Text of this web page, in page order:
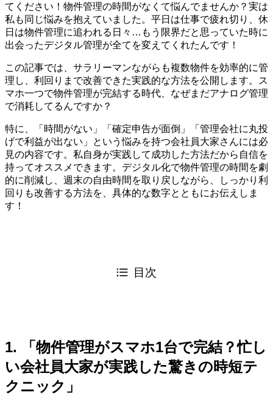
てください！物件管理の時間がなくて悩んでませんか？実は
私も同じ悩みを抱えていました。平日は仕事で疲れ切り、休
日は物件管理に追われる日々…もう限界だと思っていた時に
出会ったデジタル管理が全てを変えてくれたんです！
この記事では、サラリーマンながらも複数物件を効率的に管
理し、利回りまで改善できた実践的な方法を公開します。ス
マホ一つで物件管理が完結する時代、なぜまだアナログ管理
で消耗してるんですか？
特に、「時間がない」「確定申告が面倒」「管理会社に丸投
げで利益が出ない」という悩みを持つ会社員大家さんには必
見の内容です。私自身が実践して成功した方法だから自信を
持ってオススメできます。デジタル化で物件管理の時間を劇
的に削減し、週末の自由時間を取り戻しながら、しっかり利
回りも改善する方法を、具体的な数字とともにお伝えしま
す！
目次
1. 「物件管理がスマホ1台で完結？忙し
い会社員大家が実践した驚きの時短テ
クニック」